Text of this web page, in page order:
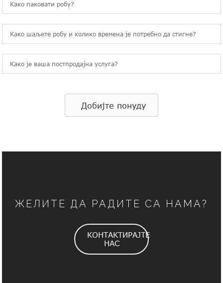
Како паковати робу?
Како шаљете робу и колико времена је потребно да стигне?
Како је ваша постпродајна услуга?
Добијте понуду
ЖЕЛИТЕ ДА РАДИТЕ СА НАМА?
КОНТАКТИРАЈТЕ
НАС